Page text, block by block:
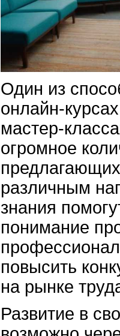
Один из
онлайн-
мастер-
огромное
различным
знания
понимание
повысить
на рынке
Развитие в